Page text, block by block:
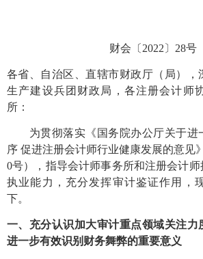
财会〔 2022〕28号
各省、自治区、直辖市财政厅（局），
生产建设兵团财政局，各注册会计师
所：
为贯彻落实《国务院办公厅关于进
序 促进注册会计师行业健康发展的意见
0号），指导会计师事务所和注册会计
执业能力，充分发挥审计鉴证作用，
下。
一、充分认识加大审计重点领域关注力
进一步有效识别财务舞弊的重要意义